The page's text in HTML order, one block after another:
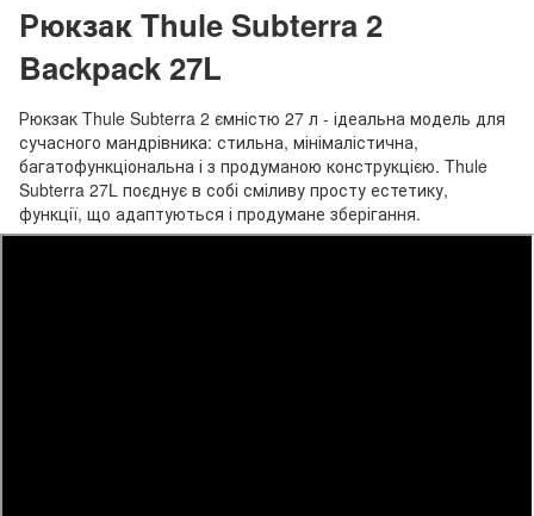
Рюкзак Thule Subterra 2
Backpack 27L
Рюкзак Thule Subterra 2 ємністю 27 л - ідеальна модель для
сучасного мандрівника: стильна, мінімалістична,
багатофункціональна і з продуманою конструкцією. Thule
Subterra 27L поєднує в собі сміливу просту естетику,
функції, що адаптуються і продумане зберігання.